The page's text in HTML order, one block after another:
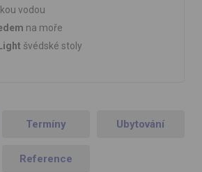
vodou
na moře
švédské stoly
Termíny Ubytování
Reference